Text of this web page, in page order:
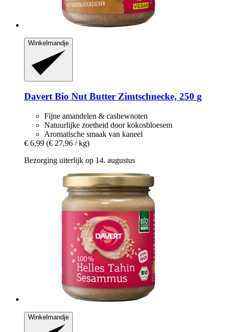
Winkelmandje
Davert Bio Nut Butter Zimtschnecke, 250 g
Fijne amandelen & cashewnoten
Natuurlijke zoetheid door kokosbloesem
Aromatische smaak van kaneel
€ 6,99 (€ 27,96 / kg)
Bezorging uiterlijk op 14. augustus
Winkelmandje